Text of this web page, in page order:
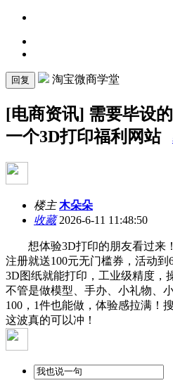
回复 淘宝微商学堂
[电商资讯] 需要毕设
一个3D打印福利网站
楼主 木朵朵
收藏2026-6-11 11:48:50
想体验3D打印的朋友看过来！
注册就送100元无门槛券，活动
3D图纸就能打印，工业级精度，
不管是做模型、手办、小礼物、
100，1件也能做，体验感拉满！
这波真的可以冲！